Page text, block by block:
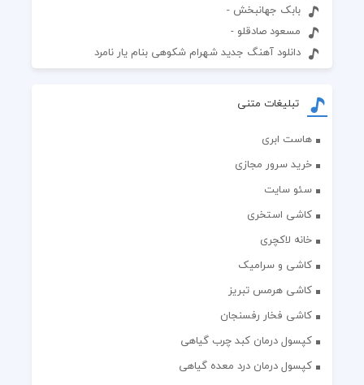
بابک جهانبخش -
مسعود صادقلو -
دانلود آهنگ جدید شهرام شکوهی بنام یار نامرد
تبلیغات متنی
هاست ابری
خرید سرور مجازی
سئو سایت
کاشی استخری
خانه لاکچری
کاشی و سرامیک
کاشی هرمس تبریز
کاشی فخار رفسنجان
کپسول درمان کبد چرب گیاهی
کپسول درمان درد معده گیاهی